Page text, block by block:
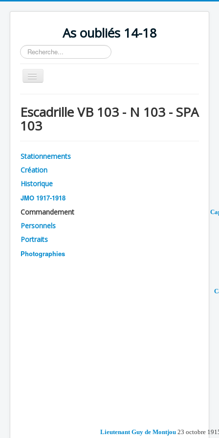
As oubliés 14-18
Rechercher
Basculer
la
Chronologie
Escadrilles
Avions
Personnels
Formation
Doctrines
Les As
Escadrille VB 103 - N 103 - SPA
103
Stationnements
Création
Historique
JMO 1917-1918
Commandement
Personnels
Portraits
Photographies
Lieutenant Guy de Montjou23 octobre